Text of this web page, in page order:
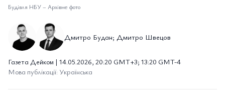
Будівля НБУ– Архівне фото
Дмитро Будан; Дмитро Швецов
Газета Дейком | 14.05.2026, 20:20 GMT+3; 13:20 GMT-4
Мова публікації: Українська